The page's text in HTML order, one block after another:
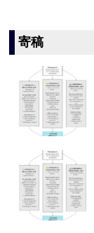
寄稿